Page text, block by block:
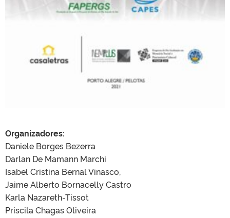
Organizadores:
Daniele Borges Bezerra
Darlan De Mamann Marchi
Isabel Cristina Bernal Vinasco,
Jaime Alberto Bornacelly Castro
Karla Nazareth-Tissot
Priscila Chagas Oliveira